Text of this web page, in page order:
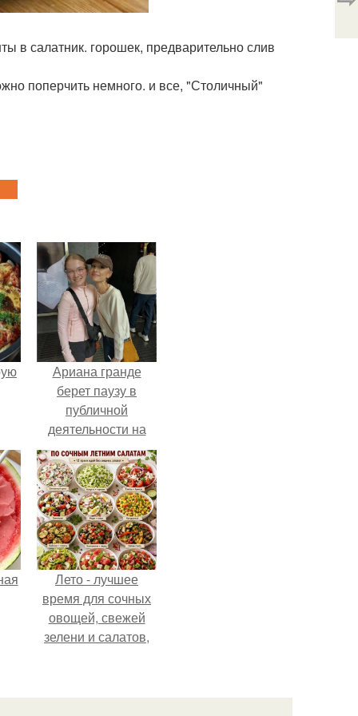
в салатник. горошек, предварительно слив
поперчить немного. и все, "Столичный"
Ариана гранде
берет паузу в
публичной
деятельности на
фоне слухов о
своем здоровье.
Лето - лучшее
время для сочных
овощей, свежей
зелени и салатов,
несколько минут.